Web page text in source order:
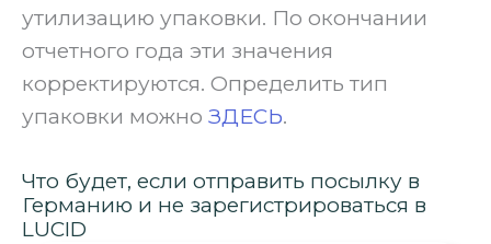
утилизацию упаковки. По окончании
отчетного года эти значения
корректируются. Определить тип
упаковки можно ЗДЕСЬ.
Что будет, если отправить посылку в
Германию и не зарегистрироваться в
LUCID